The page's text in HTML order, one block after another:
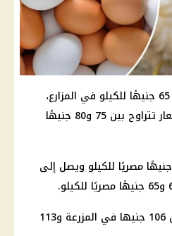
بلغت أسعار الدواجن البيضاء 65 جنيهًا للكيلو في المزارع،
ويصل إلى المستهلكين بأسعار تتراوح بين 75 و80 جنيهًا
بلغ سعر الدجاج الأمهات 50 جنيهًا مصريًا للكيلو ويصل إلى
تراوح سعر دجاج الساسو بين 106 جنيها في المزرعة و113